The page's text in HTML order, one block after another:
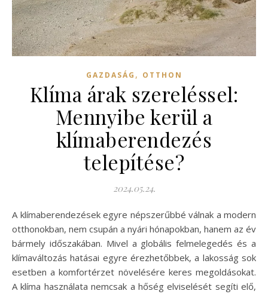
GAZDASÁG , OTTHON
Klíma árak szereléssel:
Mennyibe kerül a
klímaberendezés
telepítése?
2024.05.24.
A klímaberendezések egyre népszerűbbé válnak a modern
otthonokban, nem csupán a nyári hónapokban, hanem az év
bármely időszakában. Mivel a globális felmelegedés és a
klímaváltozás hatásai egyre érezhetőbbek, a lakosság sok
esetben a komfortérzet növelésére keres megoldásokat.
A klíma használata nemcsak a hőség elviselését segíti elő,